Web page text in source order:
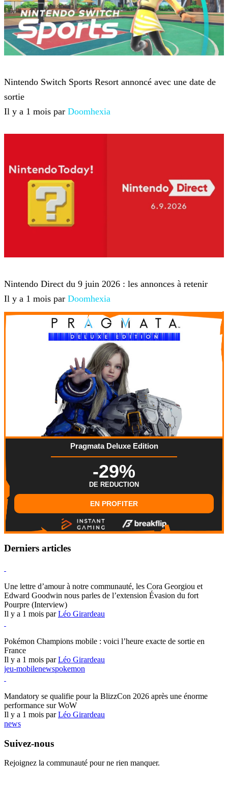
Nintendo Switch Sports Resort annoncé avec une date de
sortie
Il y a 1 mois par Doomhexia
Nintendo Direct du 9 juin 2026 : les annonces à retenir
Il y a 1 mois par Doomhexia
Pragmata Deluxe Edition
-29%
DE REDUCTION
EN PROFITER
Derniers articles
Une lettre d’amour à notre communauté, les Cora Georgiou et
Edward Goodwin nous parles de l’extension Évasion du fort
Pourpre (Interview)
Il y a 1 mois parLéo Girardeau
Pokémon Champions mobile : voici l’heure exacte de sortie en
France
Il y a 1 mois parLéo Girardeau
jeu-mobilenewspokemon
Mandatory se qualifie pour la BlizzCon 2026 après une énorme
performance sur WoW
Il y a 1 mois parLéo Girardeau
news
Suivez-nous
Rejoignez la communauté pour ne rien manquer.